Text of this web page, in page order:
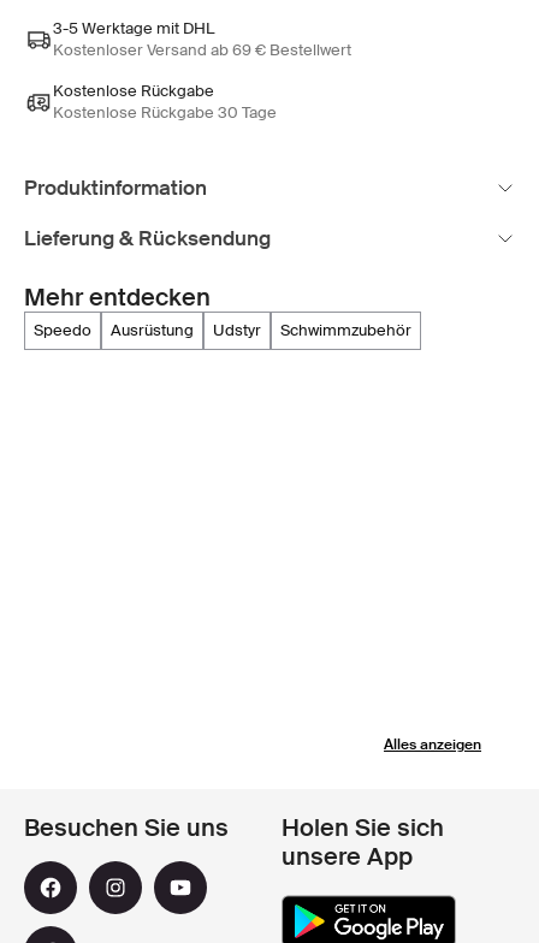
3-5 Werktage mit DHL
Kostenloser Versand ab 69 € Bestellwert
Kostenlose Rückgabe
Kostenlose Rückgabe 30 Tage
Produktinformation
Lieferung & Rücksendung
Mehr entdecken
speedo ausrüstung udstyr schwimmzubehör
Alles anzeigen
Besuchen Sie uns
Holen Sie sich
unsere App